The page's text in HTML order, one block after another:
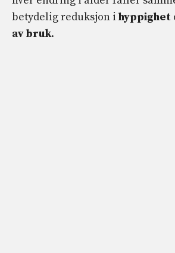
betydelig reduksjon i hyppighet
av bruk.